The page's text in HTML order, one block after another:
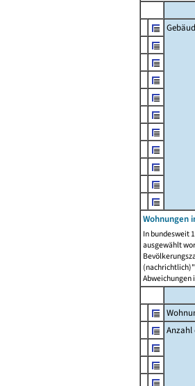
Wohnungen
In bundesweit
ausgewählt
Abweichungen
Anzahl